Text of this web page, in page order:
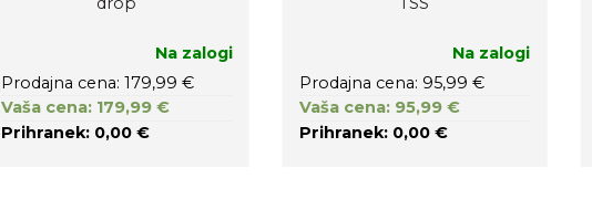
Na zalogi
Prodajna cena: 179,99 €
Vaša cena: 179,99 €
Prihranek: 0,00 €
Na zalogi
Prodajna cena: 95,99 €
Vaša cena: 95,99 €
Prihranek: 0,00 €